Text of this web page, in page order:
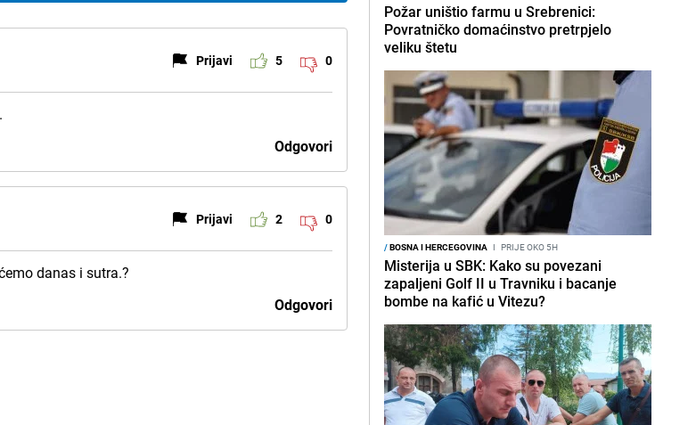
Prijavi 5 0
Odgovori
Prijavi 2 0
danas i sutra.?
Odgovori
Požar uništio farmu u Srebrenici:
Povratničko domaćinstvo pretrpjelo
veliku štetu
/BOSNA I HERCEGOVINA I PRIJE OKO 5H
Misterija u SBK: Kako su povezani
zapaljeni Golf II u Travniku i bacanje
bombe na kafić u Vitezu?